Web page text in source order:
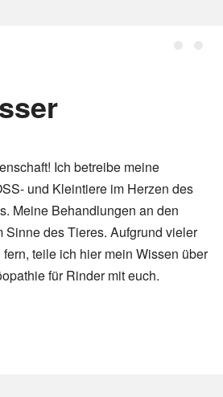
Ich betreibe meine
und Kleintiere im Herzen des
Meine Behandlungen an den
Sinne des Tieres. Aufgrund vieler
teile ich hier mein Wissen über
für Rinder mit euch.